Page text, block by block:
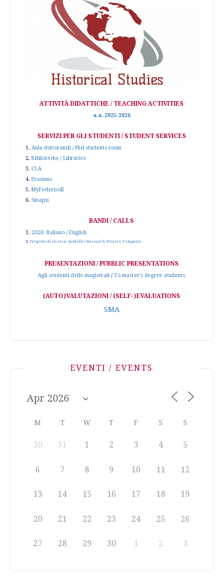
ATTIVITÀ DIDATTICHE / TEACHING ACTIVITIES
a.a. 2025-2026
SERVIZI PER GLI STUDENTI / STUDENT SERVICES
1. Aula dottorandi / Phd students room
2. Biblioteche / Libraries
3. CLA
4. Erasmus
5. MyFedericoII
6. Sinapsi
BANDI / CALLS
1. 2026: Italiano / English
2. Progetto di ricerca: modello /Research Project: Template
PRESENTAZIONI / PUBBLIC PRESENTATIONS
Agli studenti delle magistrali / To master's degree students
(AUTO)VALUTAZIONI / (SELF-)EVALUATIONS
SMA
EVENTI / EVENTS
M T W T F S S
30 31 1 2 3 4 5
6 7 8 9 10 11 12
13 14 15 16 17 18 19
20 21 22 23 24 25 26
27 28 29 30 1 2 3